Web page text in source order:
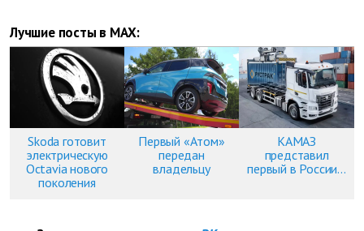
Лучшие посты в MAX:
Skoda готовит
электрическую
Octavia нового
поколения
Первый «Атом»
передан
владельцу
КАМАЗ
представил
первый в России...